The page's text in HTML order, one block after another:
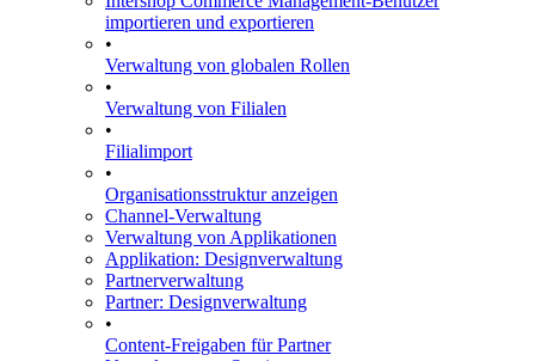
importieren und exportieren
•
Verwaltung von globalen Rollen
•
Verwaltung von Filialen
•
Filialimport
•
Organisationsstruktur anzeigen
Channel-Verwaltung
Verwaltung von Applikationen
Applikation: Designverwaltung
Partnerverwaltung
Partner: Designverwaltung
•
Content-Freigaben für Partner